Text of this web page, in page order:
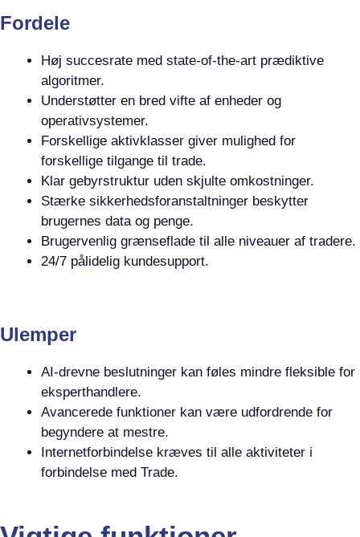
Fordele
Høj succesrate med state-of-the-art prædiktive
algoritmer.
Understøtter en bred vifte af enheder og
operativsystemer.
Forskellige aktivklasser giver mulighed for
forskellige tilgange til trade.
Klar gebyrstruktur uden skjulte omkostninger.
Stærke sikkerhedsforanstaltninger beskytter
brugernes data og penge.
Brugervenlig grænseflade til alle niveauer af tradere.
24/7 pålidelig kundesupport.
Ulemper
AI-drevne beslutninger kan føles mindre fleksible for
eksperthandlere.
Avancerede funktioner kan være udfordrende for
begyndere at mestre.
Internetforbindelse kræves til alle aktiviteter i
forbindelse med Trade.